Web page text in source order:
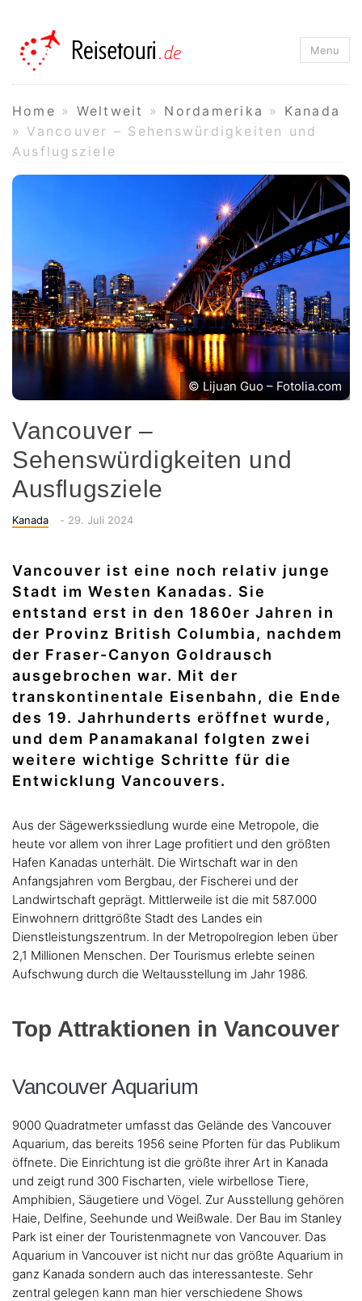
Reisetouri.de
Menu
Home » Weltweit » Nordamerika » Kanada
» Vancouver – Sehenswürdigkeiten und
Ausflugsziele
© Lijuan Guo – Fotolia.com
Vancouver –
Sehenswürdigkeiten und
Ausflugsziele
Categories
Kanada - Posted
29. Juli 2024
Vancouver ist eine noch relativ junge
Stadt im Westen Kanadas. Sie
entstand erst in den 1860er Jahren in
der Provinz British Columbia, nachdem
der Fraser-Canyon Goldrausch
ausgebrochen war. Mit der
transkontinentale Eisenbahn, die Ende
des 19. Jahrhunderts eröffnet wurde,
und dem Panamakanal folgten zwei
weitere wichtige Schritte für die
Entwicklung Vancouvers.
Aus der Sägewerkssiedlung wurde eine Metropole, die
heute vor allem von ihrer Lage profitiert und den größten
Hafen Kanadas unterhält. Die Wirtschaft war in den
Anfangsjahren vom Bergbau, der Fischerei und der
Landwirtschaft geprägt. Mittlerweile ist die mit 587.000
Einwohnern drittgrößte Stadt des Landes ein
Dienstleistungszentrum. In der Metropolregion leben über
2,1 Millionen Menschen. Der Tourismus erlebte seinen
Aufschwung durch die Weltausstellung im Jahr 1986.
Top Attraktionen in Vancouver
Vancouver Aquarium
9000 Quadratmeter umfasst das Gelände des Vancouver
Aquarium, das bereits 1956 seine Pforten für das Publikum
öffnete. Die Einrichtung ist die größte ihrer Art in Kanada
und zeigt rund 300 Fischarten, viele wirbellose Tiere,
Amphibien, Säugetiere und Vögel. Zur Ausstellung gehören
Haie, Delfine, Seehunde und Weißwale. Der Bau im Stanley
Park ist einer der Touristenmagnete von Vancouver. Das
Aquarium in Vancouver ist nicht nur das größte Aquarium in
ganz Kanada sondern auch das interessanteste. Sehr
zentral gelegen kann man hier verschiedene Shows